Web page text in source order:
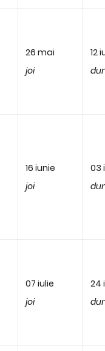
26 mai
joi
12
16 iunie
joi
03
07 iulie
joi
24